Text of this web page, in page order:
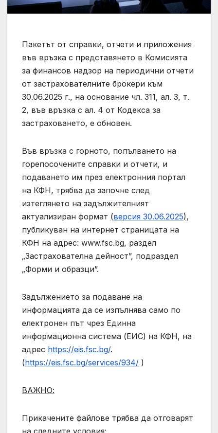
Пакетът от справки, отчети и приложения
във връзка с представянето в Комисията
за финансов надзор на периодични отчети
от застрахователните брокери към
30.06.2025 г., на основание чл. 311, ал. 3, т.
2, във връзка с ал. 4 от Кодекса за
застраховането, е обновен.
Във връзка с горното, попълването на
горепосочените справки и отчети, и
подаването им през електронния портал
на КФН, трябва да започне след
изтеглянето на задължителният
актуализиран формат (версия 30.06.2025),
публикуван на интернет страницата на
КФН на адрес: www.fsc.bg, раздел
„Застрахователна дейност”, подраздел
„Форми и образци”.
Задължението за подаване на
информацията да се изпълнява само по
електронен път чрез Единна
информационна система (ЕИС) на КФН, на
адрес https://eis.fsc.bg/.
(https://eis.fsc.bg/services/934/ )
ВАЖНО:
Прикачените файлове трябва да отговарят